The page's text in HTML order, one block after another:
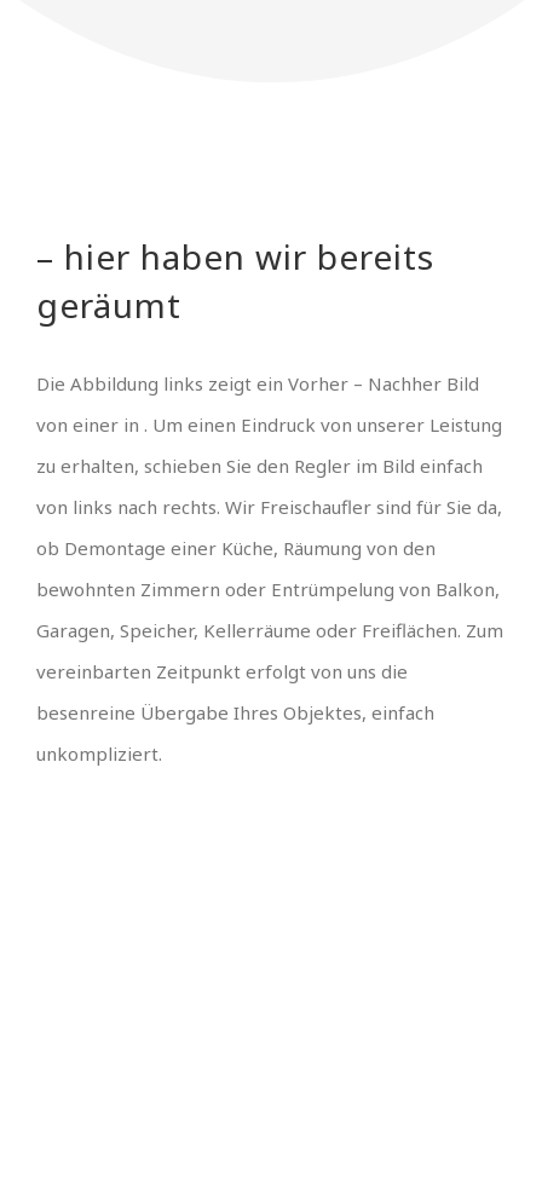
– hier haben wir bereits
geräumt
Die Abbildung links zeigt ein Vorher – Nachher Bild
von einer in . Um einen Eindruck von unserer Leistung
zu erhalten, schieben Sie den Regler im Bild einfach
von links nach rechts. Wir Freischaufler sind für Sie da,
ob Demontage einer Küche, Räumung von den
bewohnten Zimmern oder Entrümpelung von Balkon,
Garagen, Speicher, Kellerräume oder Freiflächen. Zum
vereinbarten Zeitpunkt erfolgt von uns die
besenreine Übergabe Ihres Objektes, einfach
unkompliziert.